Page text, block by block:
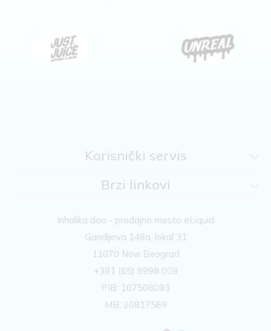
Korisnički servis
Brzi linkovi
Inhalika doo - prodajno mesto eLiquid
Gandijeva 148a, lokal 31
11070 Novi Beograd
+381 (65) 8998 008
PIB: 107508093
MB: 20817569